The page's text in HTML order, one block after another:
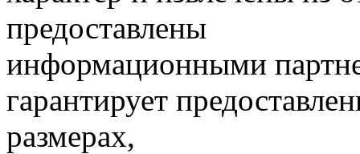
предоставлены
информационными
гарантирует
размерах,